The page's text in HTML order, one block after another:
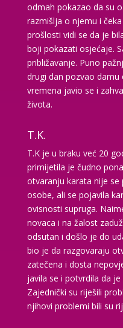
AZRA
Tarot
TEHNIKE:visak, tarot,
DORA
Tarot
psihološki razgovori
Broj
odmah pokazao da su
razmišlja o njemu i
prošlosti vidi se da je
boji pokazati osjećaje.
približavanje. Puno
drugi dan pozvao
vremena javio se i
života.
T.K.
T.K je u braku već 20
primijetila je čudno
otvaranju karata nije
osobe, ali se pojavila
ovisnosti supruga.
novaca i na žalost
odsutan i došlo je do
bio je da razgovaraju
zatečena i dosta
javila se i potvrdila da
Zajednički su riješili
njihovi problemi bili su